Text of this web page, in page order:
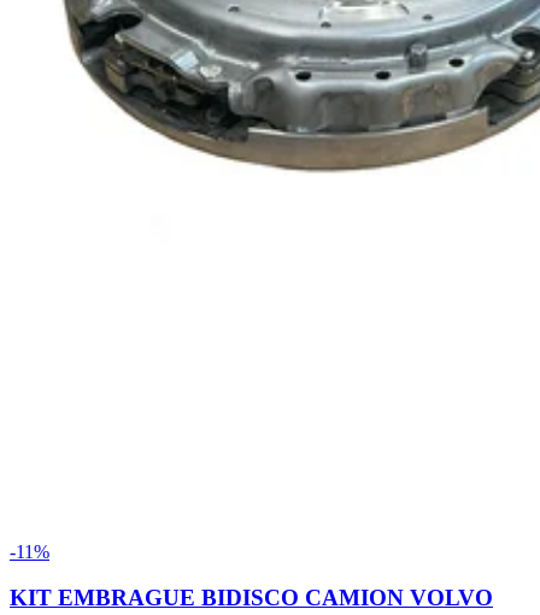
-11%
KIT EMBRAGUE BIDISCO CAMION VOLVO